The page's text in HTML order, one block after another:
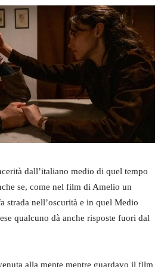
dall’italiano medio di quel tempo
se, come nel film di Amelio un
strada nell’oscurità e in quel Medio
qualcuno dà anche risposte fuori dal
alla mente mentre guardavo il film